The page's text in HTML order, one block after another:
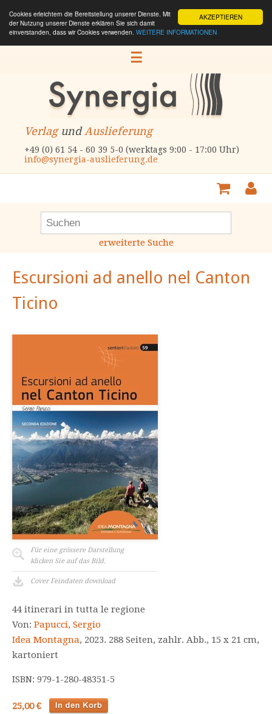
AKZEPTIEREN
Cookies erleichtern die Bereitstellung unserer Dienste. Mit
der Nutzung unserer Dienste erklären Sie sich damit
einverstanden, dass wir Cookies verwenden. WEITERE INFORMATIONEN
☰
VerlagundAuslieferung
+49 (0) 61 54 - 60 39 5-0 (werktags 9:00 - 17:00 Uhr)
info@synergia-auslieferung.de
erweiterte Suche
Escursioni ad anello nel Canton
Ticino
Für eine grössere Darstellung
klicken Sie auf das Bild.
Cover Feindaten download
44 itinerari in tutta le regione
Von: Papucci, Sergio
Idea Montagna, 2023. 288 Seiten, zahlr. Abb., 15 x 21 cm,
kartoniert
ISBN: 979-1-280-48351-5
25,00 €